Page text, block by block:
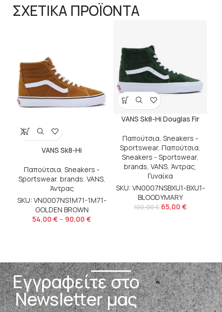
ΣΧΕΤΙΚΑ ΠΡΟΪΟΝΤΑ
VANS Sk8-Hi
Παπούτσια, Sneakers -
Sportswear, brands, VANS,
Άντρας
SKU: VN0007NS1M71-1M71-
GOLDEN BROWN
54,00 € – 90,00 €
VANS Sk8-Hi Douglas Fir
Παπούτσια, Sneakers -
Sportswear, Παπούτσια,
Sneakers - Sportswear,
brands, VANS, Άντρας,
Γυναίκα
SKU: VN0007NSBXU1-BXU1-
BLOODYMARY
100,00€ 65,00 €
Εγγραφείτε στο
Newsletter μας